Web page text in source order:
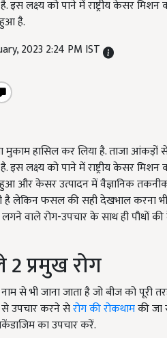
इस लक्ष्य को पाने में राष्ट्रीय केसर
है.
2023 2:24 PM IST
मुकाम हासिल कर लिया है. ताजा
इस लक्ष्य को पाने में राष्ट्रीय केसर
और केसर उत्पादन में वैज्ञानिक
फसल की सही देखभाल करना भी
वाले रोग-उपचार के साथ ही पौधों
प्रमुख रोग
से भी जाना जाता है जो बीज को पूरी
से उपचार करने सेरोग की रोकथामकी जा
का उपचार करें.